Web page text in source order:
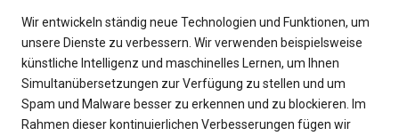
Wir entwickeln ständig neue Technologien und Funktionen, um
unsere Dienste zu verbessern. Wir verwenden beispielsweise
künstliche Intelligenz und maschinelles Lernen, um Ihnen
Simultanübersetzungen zur Verfügung zu stellen und um
Spam und Malware besser zu erkennen und zu blockieren. Im
Rahmen dieser kontinuierlichen Verbesserungen fügen wir